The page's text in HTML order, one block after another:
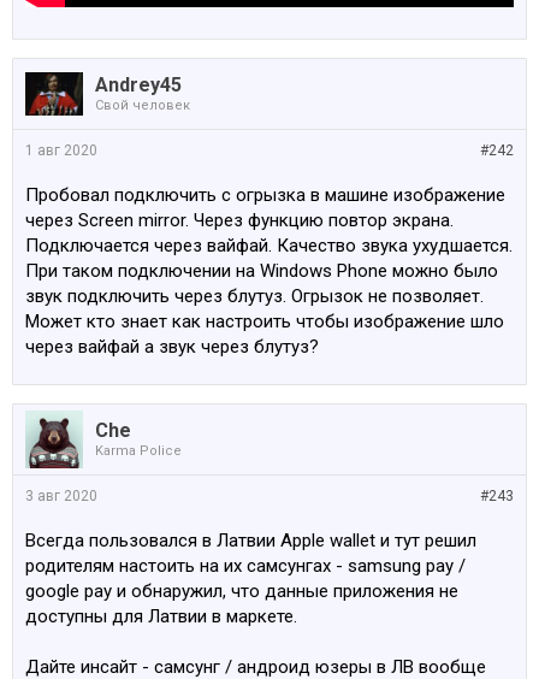
Andrey45
Свой человек
#242
1 авг 2020
Пробовал подключить с огрызка в машине изображение
через Screen mirror. Через функцию повтор экрана.
Подключается через вайфай. Качество звука ухудшается.
При таком подключении на Windows Phone можно было
звук подключить через блутуз. Огрызок не позволяет.
Может кто знает как настроить чтобы изображение шло
через вайфай а звук через блутуз?
Che
Karma Police
#243
3 авг 2020
Всегда пользовался в Латвии Apple wallet и тут решил
родителям настоить на их самсунгах - samsung pay /
google pay и обнаружил, что данные приложения не
доступны для Латвии в маркете.
Дайте инсайт - самсунг / андроид юзеры в ЛВ вообще